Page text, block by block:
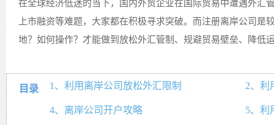
在全球经济低迷的当下，国内外贸企业在国际贸易中遭遇外汇
上市融资等难题，大家都在积极寻求突破。而注册离岸公司
地？如何操作？才能做到放松外汇管制、规避贸易壁垒、降低
目录 1、利用离岸公司放松外汇限制 2、利
4、离岸公司开户攻略 5、利